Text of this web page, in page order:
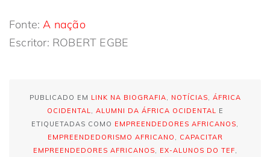
Fonte:A nação
Escritor: ROBERT EGBE
PUBLICADO EM LINK NA BIOGRAFIA, NOTÍCIAS, ÁFRICA
OCIDENTAL, ALUMNI DA ÁFRICA OCIDENTAL E
ETIQUETADAS COMO EMPREENDEDORES AFRICANOS,
EMPREENDEDORISMO AFRICANO , CAPACITAR
EMPREENDEDORES AFRICANOS, EX-ALUNOS DO TEF,